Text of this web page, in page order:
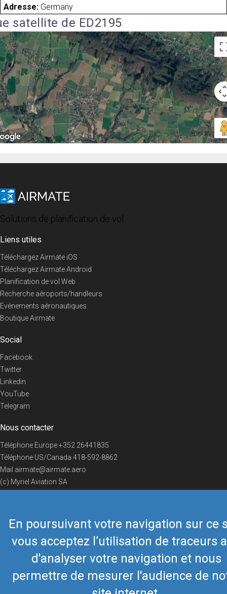
En poursuivant votre navigation sur ce
vous acceptez l’utilisation de traceurs
d'analyser votre navigation et nous
permettre de mesurer l'audience de
Adresse: Germany
satellite de ED2195
Solutions de planification de vol
Liens utiles
Téléchargez Airmate iOS
Téléchargez Airmate Android
Planification de vol Web
Recherche aéroports/handleurs
Evénements aéronautiques
Boutique Airmate
Social
Facebook
Twitter
Linkedin
YouTube
Telegram
Nous contacter
Téléphone Europe+352 26441835
Téléphone US/Canada 418-592-8862
Mail airmate@airmate.aero
(c) Myriel Aviation SA
© 2019 Airmate -Conditions d'utilisation- Vie privée Back to top